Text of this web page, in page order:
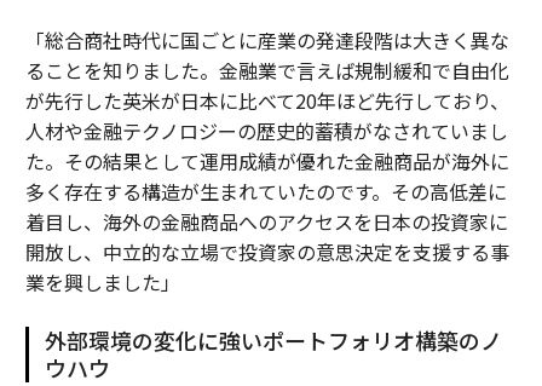
「総合商社時代に国ごとに産業の発達段階は大きく異な
ることを知りました。金融業で言えば規制緩和で自由化
が先行した英米が日本に比べて20年ほど先行しており、
人材や金融テクノロジーの歴史的蓄積がなされていまし
た。その結果として運用成績が優れた金融商品が海外に
多く存在する構造が生まれていたのです。その高低差に
着目し、海外の金融商品へのアクセスを日本の投資家に
開放し、中立的な立場で投資家の意思決定を支援する事
業を興しました」
外部環境の変化に強いポートフォリオ構築のノ
ウハウ